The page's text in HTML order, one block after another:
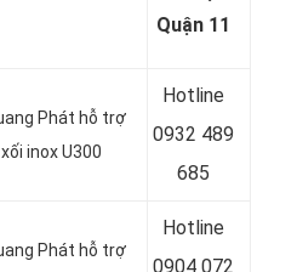
Quận 11
Phát hỗ trợ
inox U300
Hotline
0932 489
685
Phát hỗ trợ
Hotline
0904 072